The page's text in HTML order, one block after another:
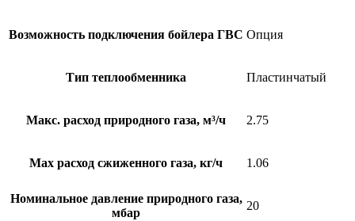
Возможность подключения бойлера ГВС Опция
Тип теплообменника Пластинчатый
Макс. расход природного газа, м³/ч 2.75
Max расход сжиженного газа, кг/ч 1.06
Номинальное давление природного газа,
мбар
20